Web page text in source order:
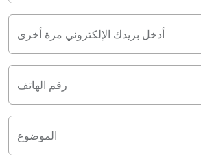
أدخل بريدك الإلكتروني مرة أخرى
رقم الهاتف
الموضوع